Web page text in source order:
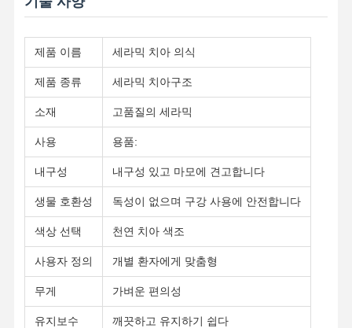
품질 관리 연락처
지금 챗팅하
세요
세라믹 틀니
에맥스 플라니어
치과용 임플란트 바
금속에 합성된 포르셀라인
제품 이름 세라믹 치아 의식
제품 종류 세라믹 치아구조
소재 고품질의 세라믹
사용 용품:
내구성 내구성 있고 마모에 견고합니다
생물 호환성 독성이 없으며 구강 사용에 안전합니다
색상 선택 천연 치아 색조
사용자 정의 개별 환자에게 맞춤형
무게 가벼운 편의성
유지보수 깨끗하고 유지하기 쉽다